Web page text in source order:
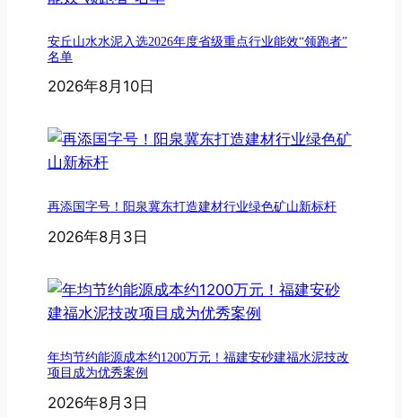
安丘山水水泥入选2026年度省级重点行业能效“领跑者”
名单
2026年8月10日
再添国字号！阳泉冀东打造建材行业绿色矿山新标杆
2026年8月3日
年均节约能源成本约1200万元！福建安砂建福水泥技改
项目成为优秀案例
2026年8月3日